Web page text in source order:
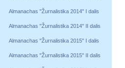
Almanachas "Žurnalistika 2014" I dalis
Almanachas "Žurnalistika 2014" II dalis
Almanachas "Žurnalistika 2015" I dalis
Almanachas "Žurnalistika 2015" II dalis